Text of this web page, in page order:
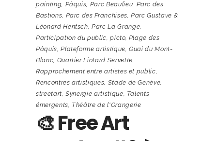
painting, Pâquis, Parc Beaulieu, Parc des
Bastions, Parc des Franchises,Parc Gustave &
Léonard Hentsch,Parc La Grange,
Participation du public,picto, Plage des
Pâquis,Plateforme artistique,Quai du Mont-
Blanc, Quartier Liotard Servette,
Rapprochement entre artistes et public,
Rencontres artistiques, Stade de Genève,
streetart,Synergie artistique, Talents
émergents, Théâtre de l'Orangerie
🎨 Free Art